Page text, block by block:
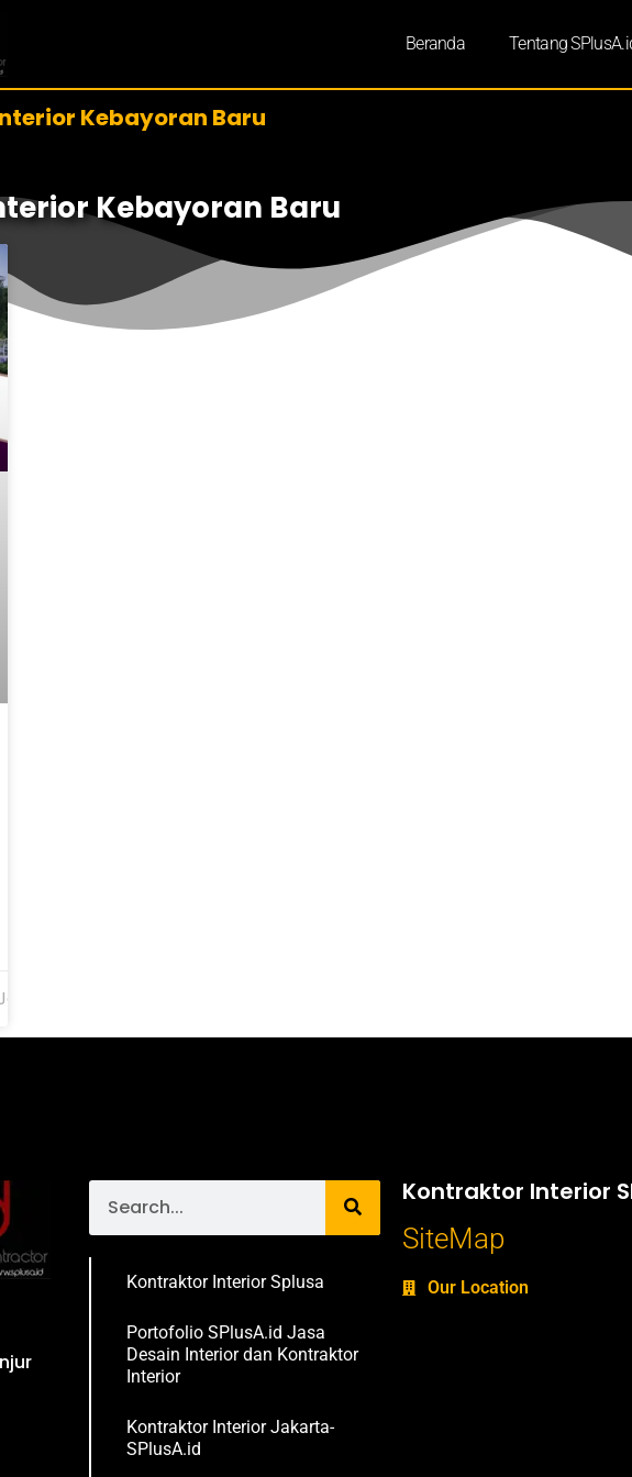
Beranda Tentang
Kebayoran Baru
Kebayoran Baru
Kontraktor Interior Splusa
Portofolio SPlusA.id Jasa
Desain Interior dan Kontraktor
Interior
Kontraktor Interior Jakarta-
SPlusA.id
Kontraktor Interior
SiteMap
Our Location